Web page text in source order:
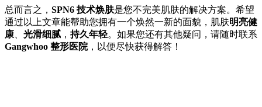
总而言之， SPN6 技术焕肤是您不完美肌肤的解决方案。希望
通过以上文章能帮助您拥有一个焕然一新的面貌，肌肤明亮健
康
光滑细腻 ， 持久年轻。如果您还有其他疑问，请随时联系
Gangwhoo 整形医院，以便尽快获得解答！